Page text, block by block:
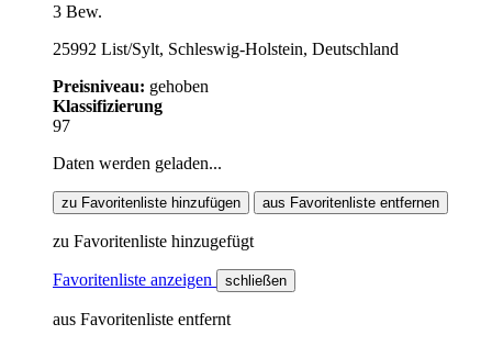
3 Bew.
25992 List/Sylt, Schleswig-Holstein, Deutschland
Preisniveau: gehoben
Klassifizierung
97
Daten werden geladen...
zu Favoritenliste hinzufügen aus Favoritenliste entfernen
zu Favoritenliste hinzugefügt
Favoritenliste anzeigen schließen
aus Favoritenliste entfernt